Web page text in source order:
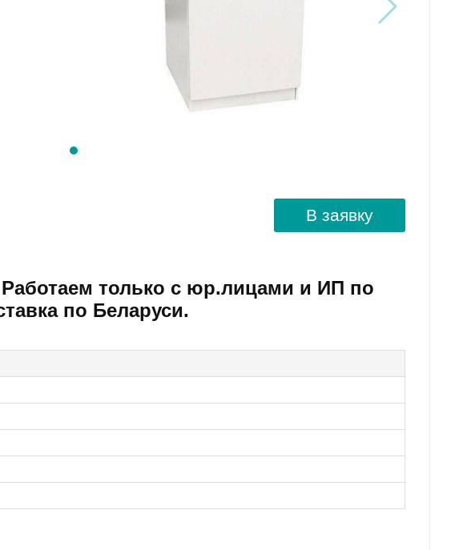
В заявку
только с юр.лицами и ИП по
по Беларуси.